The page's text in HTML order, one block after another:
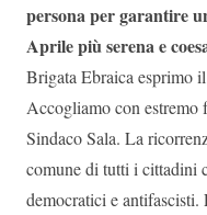
persona per garantire
Aprile più serena e
Brigata Ebraica esprimo
Accogliamo con estremo
Sindaco Sala. La
comune di tutti i cittadini
democratici e antifascisti.